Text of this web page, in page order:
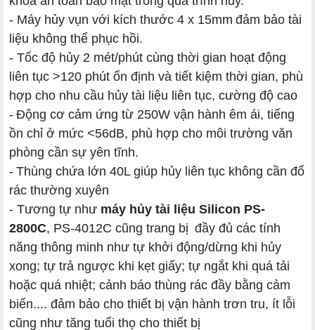
- Máy hủy vụn với kích thước 4 x 15mm đảm bảo tài
liệu không thể phục hồi.
- Tốc độ hủy 2 mét/phút cùng thời gian hoạt động
liên tục >120 phút ổn định và tiết kiệm thời gian, phù
hợp cho nhu cầu hủy tài liệu liên tục, cường độ cao
- Động cơ cảm ứng từ 250W vận hành êm ái, tiếng
ồn chỉ ở mức <56dB, phù hợp cho môi trường văn
phòng cần sự yên tĩnh.
- Thùng chứa lớn 40L giúp hủy liên tục không cần đổ
rác thường xuyên
- Tương tự như máy hủy tài liệu Silicon PS-
2800C, PS-4012C cũng trang bị đầy đủ các tính
năng thông minh như tự khởi động/dừng khi hủy
xong; tự trả ngược khi kẹt giấy; tự ngắt khi quá tải
hoặc quá nhiệt; cảnh báo thùng rác đầy bằng cảm
biến.... đảm bảo cho thiết bị vận hành trơn tru, ít lỗi
cũng như tăng tuổi thọ cho thiết bị